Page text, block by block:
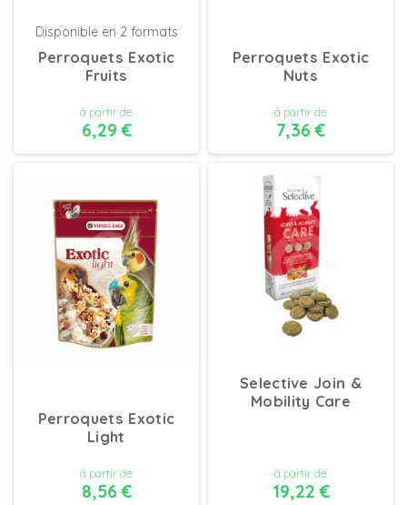
Disponible en 2 formats
Perroquets Exotic
Fruits
à partir de
6,29 €
DÉTAILS
Perroquets Exotic
Nuts
à partir de
7,36 €
DÉTAILS
Perroquets Exotic
Light
à partir de
8,56 €
Selective Join &
Mobility Care
à partir de
19,22 €